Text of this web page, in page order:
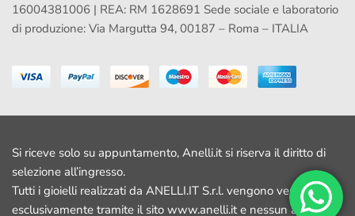
16004381006 | REA: RM 1628691 Sede sociale e laboratorio
di produzione: Via Margutta 94, 00187 – Roma – ITALIA
Si riceve solo su appuntamento, Anelli.it si riserva il diritto di
selezione all’ingresso.
Tutti i gioielli realizzati da ANELLI.IT S.r.l. vengono venduti
esclusivamente tramite il sito www.anelli.it e nessun altro sito